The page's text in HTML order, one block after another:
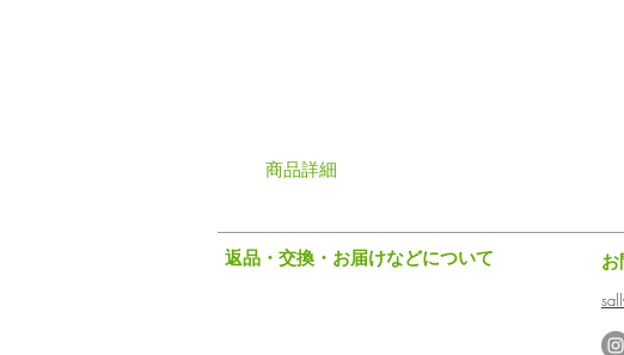
商品詳細
ご用途、ご予算などに応じてお作りします。
ご注文時に品質のいい、旬の花材を仕入れ
返品・交換・お届けなどについて お